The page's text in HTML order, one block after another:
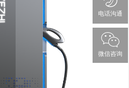
电话沟通
微信咨询